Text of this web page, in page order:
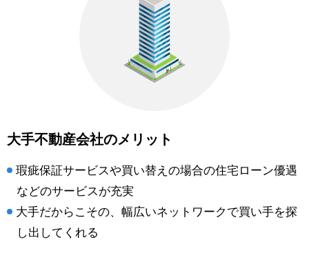
大手不動産会社のメリット
瑕疵保証サービスや買い替えの場合の住宅ローン優遇
などのサービスが充実
大手だからこその、幅広いネットワークで買い手を探
し出してくれる